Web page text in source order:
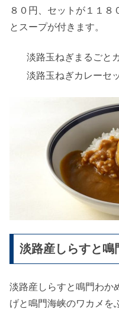
８０円、セットが１１８
とスープが付きます。
淡路玉ねぎまるごと
淡路玉ねぎカレーセ
淡路産しらすと鳴
淡路産しらすと鳴門わか
げと鳴門海峡のワカメを